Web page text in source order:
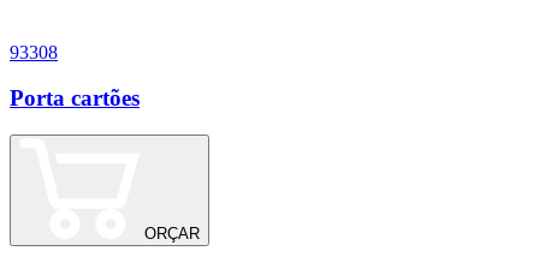
93308
Porta cartões
ORÇAR